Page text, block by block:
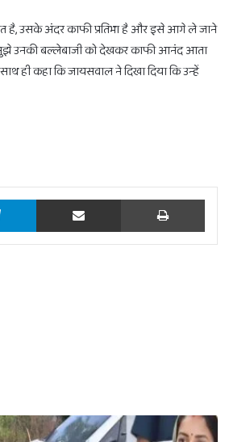
है, उसके अंदर काफी प्रतिभा है और इसे आगे ले जाने
मुझे उनकी बल्लेबाजी को देखकर काफी आनंद आता
ही कहा कि जायसवाल ने दिखा दिया कि उन्हें
Telegram Share via Email Print
2025
के लिए मिलेगा सिर्फ 1 घंटा का ही समय